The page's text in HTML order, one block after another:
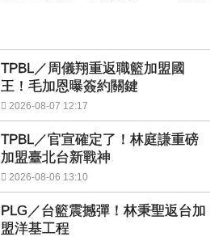
TPBL／周儀翔重返職籃加盟國
王！毛加恩曝簽約關鍵
2026-08-07 12:17
TPBL／官宣確定了！林庭謙重磅
加盟臺北台新戰神
2026-08-06 13:10
PLG／台籃震撼彈！林秉聖返台加
盟洋基工程